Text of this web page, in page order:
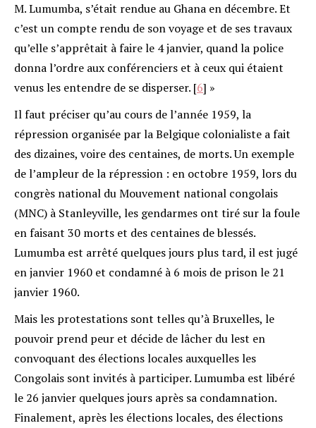
M. Lumumba, s’était rendue au Ghana en décembre. Et
c’est un compte rendu de son voyage et de ses travaux
qu’elle s’apprêtait à faire le 4 janvier, quand la police
donna l’ordre aux conférenciers et à ceux qui étaient
venus les entendre de se disperser. [6] »
Il faut préciser qu’au cours de l’année 1959, la
répression organisée par la Belgique colonialiste a fait
des dizaines, voire des centaines, de morts. Un exemple
de l’ampleur de la répression : en octobre 1959, lors du
congrès national du Mouvement national congolais
(MNC) à Stanleyville, les gendarmes ont tiré sur la foule
en faisant 30 morts et des centaines de blessés.
Lumumba est arrêté quelques jours plus tard, il est jugé
en janvier 1960 et condamné à 6 mois de prison le 21
janvier 1960.
Mais les protestations sont telles qu’à Bruxelles, le
pouvoir prend peur et décide de lâcher du lest en
convoquant des élections locales auxquelles les
Congolais sont invités à participer. Lumumba est libéré
le 26 janvier quelques jours après sa condamnation.
Finalement, après les élections locales, des élections